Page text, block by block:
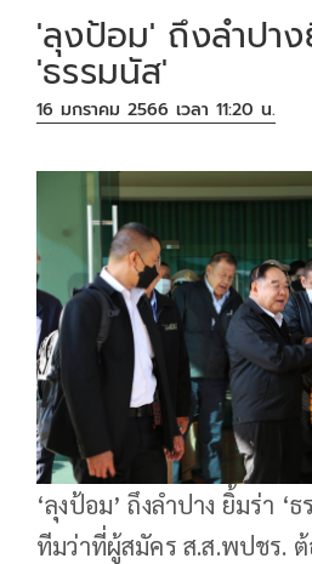
'ลุงป้อม' ถึงลำปาง
'ธรรมนัส'
16 มกราคม 2566 เวลา 11:20 น.
‘ลุงป้อม’ ถึงลำปาง ยิ้มร่า ‘
ทีมว่าที่ผู้สมัคร ส.ส.พปชร.